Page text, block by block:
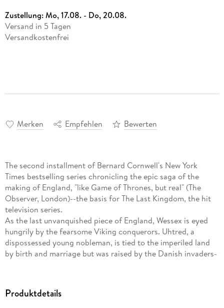
Zustellung:Mo, 17.08. - Do, 20.08.
Versand in 5 Tagen
Versandkostenfrei
Merken Empfehlen Bewerten
The second installment of Bernard Cornwell's New York
Times bestselling series chronicling the epic saga of the
making of England, "like Game of Thrones, but real" (The
Observer, London)--the basis for The Last Kingdom, the hit
television series.
As the last unvanquished piece of England, Wessex is eyed
hungrily by the fearsome Viking conquerors. Uhtred, a
dispossessed young nobleman, is tied to the imperiled land
by birth and marriage but was raised by the Danish invaders-
and distrust and stand beside his embattled country's
Produktdetails